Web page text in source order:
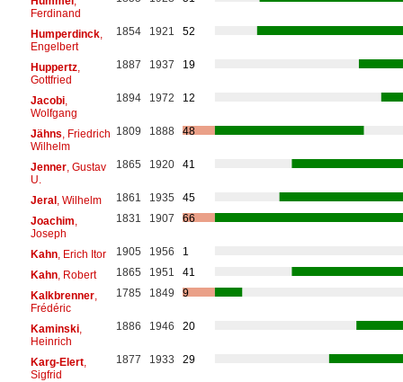
Ferdinand
Humperdinck,
Engelbert
1854 1921 52
Huppertz,
Gottfried
1887 1937 19
Jacobi,
Wolfgang
1894 1972 12
Jähns , Friedrich
Wilhelm
1809 1888 48
Jenner, Gustav
U.
1865 1920 41
Jeral, Wilhelm 1861 1935
45
Joachim
Joseph
1831 1907 66
Kahn, Erich Itor 1905 1956
1
Kahn, Robert 1865 1951
41
Kalkbrenner,
Frédéric
1785 1849 9
Kaminski,
Heinrich
1886 1946 20
Karg-Elert,
Sigfrid
1877 1933 29